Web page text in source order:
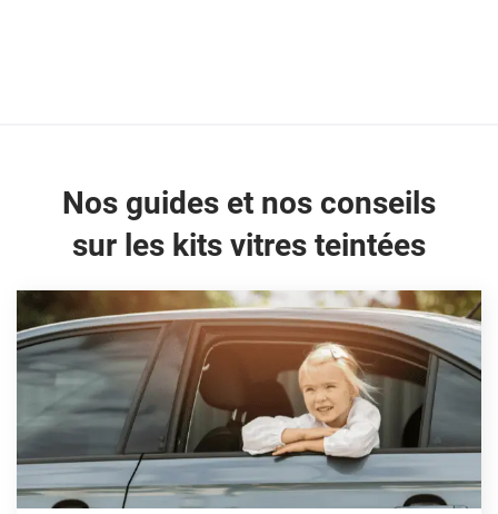
Nos guides et nos conseils
sur les kits vitres teintées